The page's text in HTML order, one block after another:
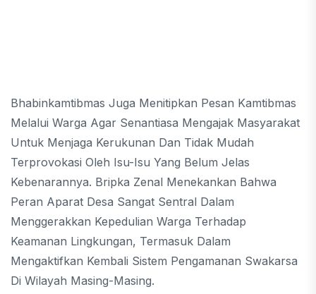
Bhabinkamtibmas Juga Menitipkan Pesan Kamtibmas
Melalui Warga Agar Senantiasa Mengajak Masyarakat
Untuk Menjaga Kerukunan Dan Tidak Mudah
Terprovokasi Oleh Isu-Isu Yang Belum Jelas
Kebenarannya. Bripka Zenal Menekankan Bahwa
Peran Aparat Desa Sangat Sentral Dalam
Menggerakkan Kepedulian Warga Terhadap
Keamanan Lingkungan, Termasuk Dalam
Mengaktifkan Kembali Sistem Pengamanan Swakarsa
Di Wilayah Masing-Masing.